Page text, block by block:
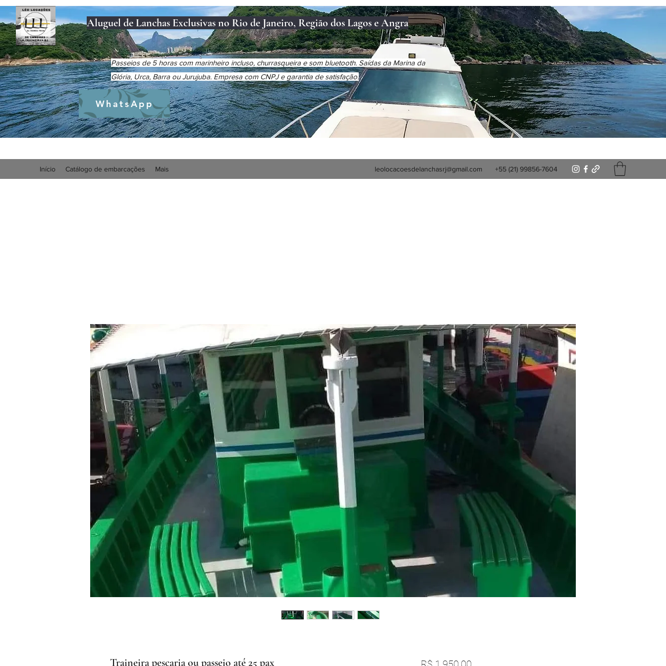
Aluguel de Lanchas Exclusivas no Rio de Janeiro, Região dos Lagos e Angra
Passeios de 5 horas com marinheiro incluso, churrasqueira e som bluetooth. Saídas da Marina da
Glória, Urca, Barra ou Jurujuba. Empresa com CNPJ e garantia de satisfação.
WhatsApp
Início Catálogo de embarcações Mais leolocacoesdelanchasrj@gmail.com +55 (21) 99856-7604
Traineira pescaria ou passeio até 25 pax Preço